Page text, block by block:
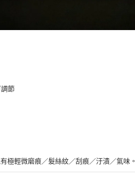
知
節
極輕微磨痕／髮絲紋／刮痕／汙漬／氣味。